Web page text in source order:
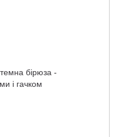
бірюза -
і гачком